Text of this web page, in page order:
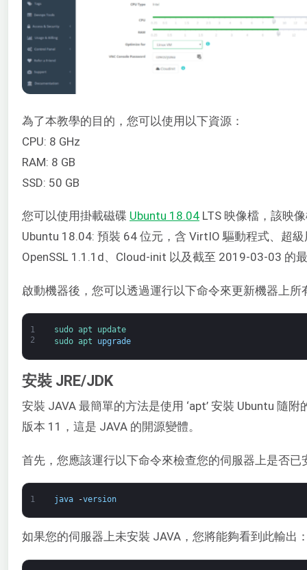
為了本教學的目的，您可以使用以下資源：
CPU: 8 GHz
RAM: 8 GB
SSD: 50 GB
您可以使用掛載磁碟 Ubuntu 18.04 LTS 映像檔，該映
Ubuntu 18.04: 預裝 64 位元，含 VirtIO 驅動程式、超
OpenSSL 1.1.1d、Cloud-init 以及截至 2019-03-03 的
啟動機器後，您可以透過運行以下命令來更新機器上所
1
2
sudo apt
update
sudo apt upgrade
安裝 JRE/JDK
安裝 JAVA 最簡單的方法是使用 ‘apt’ 安裝 Ubuntu 隨
版本 11，這是 JAVA 的開源變體。
首先，您應該運行以下命令來檢查您的伺服器上是否已
1 java -version
如果您的伺服器上未安裝 JAVA，您將能夠看到此輸出